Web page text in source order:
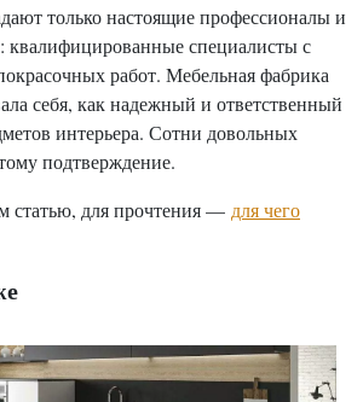
только настоящие профессионалы и
квалифицированные специалисты с
работ. Мебельная фабрика
себя, как надежный и ответственный
интерьера. Сотни довольных
подтверждение.
статью, для прочтения — для чего